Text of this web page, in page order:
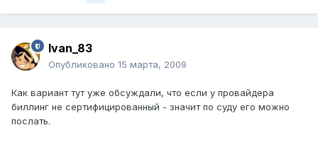
Ivan_83
Опубликовано 15 марта, 2009
Как вариант тут уже обсуждали, что если у провайдера
биллинг не сертифицированный - значит по суду его можно
послать.